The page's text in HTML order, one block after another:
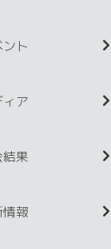
ト
ア
果
報